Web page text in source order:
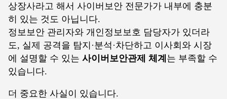
상장사라고 해서 사이버보안 전문가가 내부에 충분
히 있는 것도 아닙니다.
정보보안 관리자와 개인정보보호 담당자가 있더라
도, 실제 공격을 탐지·분석·차단하고 이사회와 시장
에 설명할 수 있는 사이버보안관제 체계 는 부족할 수
있습니다.
더 중요한 사실이 있습니다.